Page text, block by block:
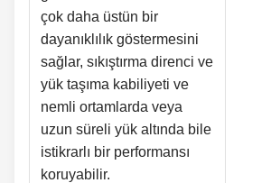
çok daha üstün bir
dayanıklılık göstermesini
sağlar, sıkıştırma direnci ve
yük taşıma kabiliyeti ve
nemli ortamlarda veya
uzun süreli yük altında bile
istikrarlı bir performansı
koruyabilir.